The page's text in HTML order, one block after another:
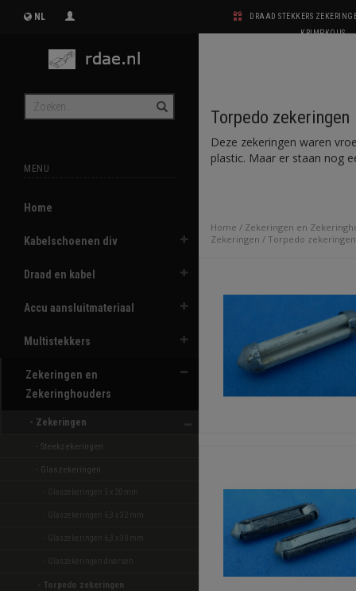
NL
DRAAD STEKKERS
KRIMPKOUS
MENU
Home
Kabelschoenen div
Draad en kabel
Accu aansluitmateriaal
Multistekkers
Zekeringen en
Zekeringhouders
- Zekeringen
- Steekzekeringen
- Glaszekeringen
- Glaszekeringen 5 x 20 mm
- Glaszekeringen 6,3 x 32 mm
- Glaszekeringen 6,3 x 30 mm
- Glaszekeringen diversen
- Torpedo zekeringen
Torpedo zekeringen
Deze zekeringen waren
plastic. Maar er staan nog
Home / Zekeringen en
Zekeringen / Torpedo zekeringen